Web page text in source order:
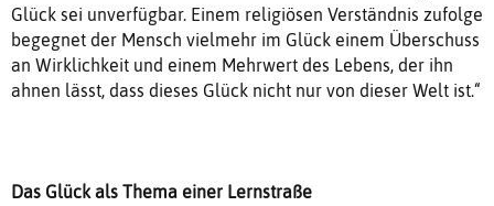
Glück sei unverfügbar. Einem religiösen Verständnis zufolge
begegnet der Mensch vielmehr im Glück einem Überschuss
an Wirklichkeit und einem Mehrwert des Lebens, der ihn
ahnen lässt, dass dieses Glück nicht nur von dieser Welt ist.“
Das Glück als Thema einer Lernstraße